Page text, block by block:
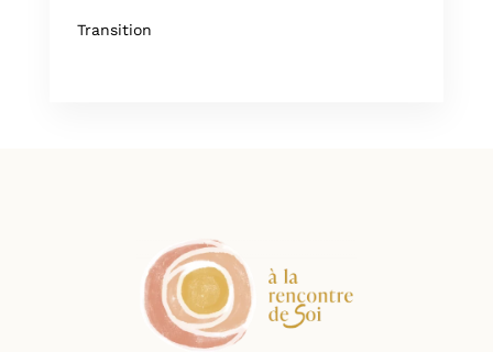
Transition